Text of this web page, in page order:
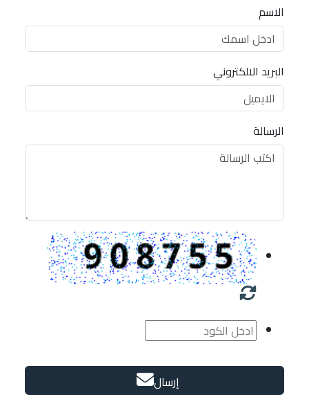
الاسم
البريد الالكتروني
الرسالة
إرسال